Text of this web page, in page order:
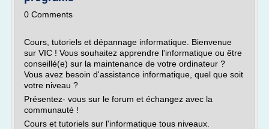
0 Comments
Cours, tutoriels et dépannage informatique. Bienvenue
sur VIC ! Vous souhaitez apprendre l'informatique ou être
conseillé(e) sur la maintenance de votre ordinateur ?
Vous avez besoin d'assistance informatique, quel que soit
votre niveau ?
Présentez- vous sur le forum et échangez avec la
communauté !
Cours et tutoriels sur l'informatique tous niveaux.